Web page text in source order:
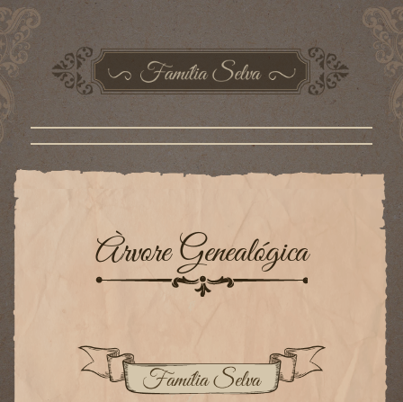
Àrvore Genealógica